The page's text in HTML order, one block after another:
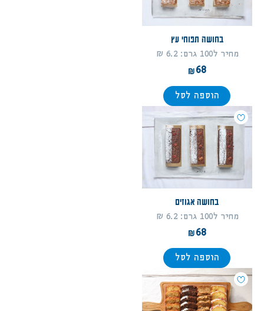
בחושה תפוחי עץ
מחיר ל100 גרם: 6.2 ₪
68
הוספה לסל
בחושה אגוזים
מחיר ל100 גרם: 6.2 ₪
68
הוספה לסל